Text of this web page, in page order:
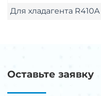
Для хладагента R410A
Оставьте заявку